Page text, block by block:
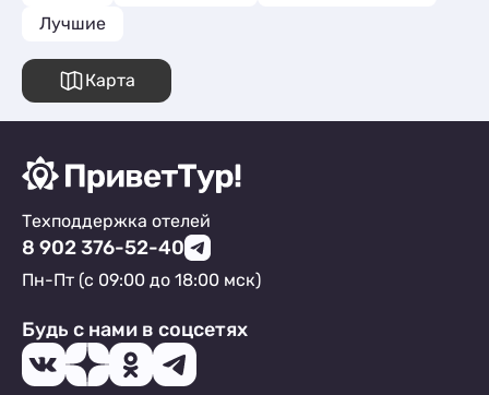
Лучшие
Карта
Техподдержка отелей
8 902 376-52-40
Пн-Пт (с 09:00 до 18:00 мск)
Будь с нами в соцсетях